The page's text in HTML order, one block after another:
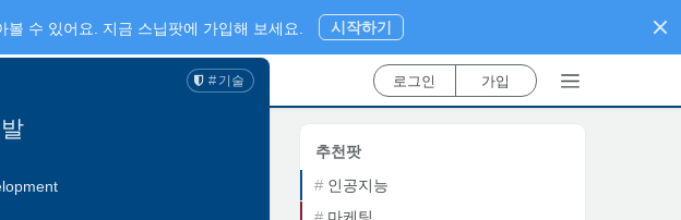
로그인 가입
기술
추천팟
인공지능
수 있어요. 지금 스닙팟에 가입해 보세요. 시작하기